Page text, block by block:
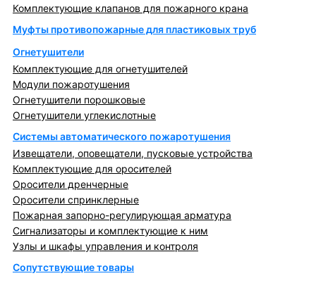
Комплектующие клапанов для пожарного крана
Муфты противопожарные для пластиковых труб
Огнетушители
Комплектующие для огнетушителей
Модули пожаротушения
Огнетушители порошковые
Огнетушители углекислотные
Системы автоматического пожаротушения
Извещатели, оповещатели, пусковые устройства
Комплектующие для оросителей
Оросители дренчерные
Оросители спринклерные
Пожарная запорно-регулирующая арматура
Сигнализаторы и комплектующие к ним
Узлы и шкафы управления и контроля
Сопутствующие товары